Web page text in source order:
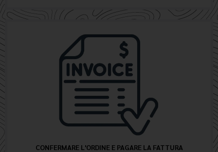
CONFERMARE L'ORDINE E PAGARE LA FATTURA